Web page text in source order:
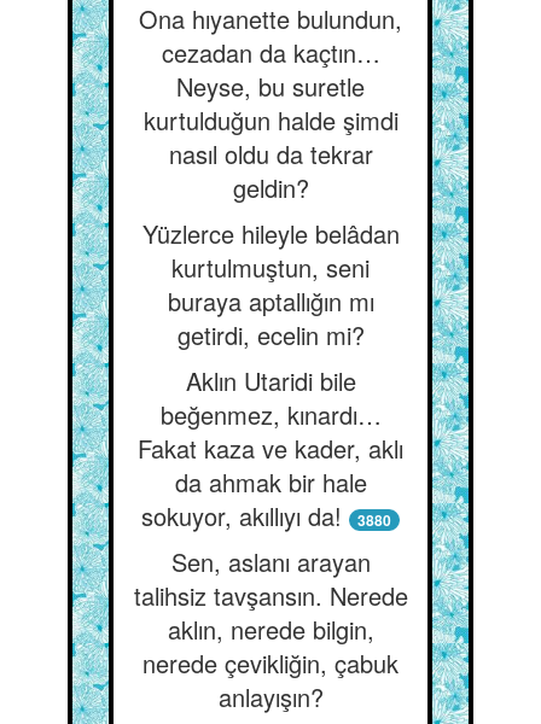
Ona hıyanette bulundun,
cezadan da kaçtın…
Neyse, bu suretle
kurtulduğun halde şimdi
nasıl oldu da tekrar
geldin?
Yüzlerce hileyle belâdan
kurtulmuştun, seni
buraya aptallığın mı
getirdi, ecelin mi?
Aklın Utaridi bile
beğenmez, kınardı…
Fakat kaza ve kader, aklı
da ahmak bir hale
sokuyor, akıllıyı da!
3880
Sen, aslanı arayan
talihsiz tavşansın. Nerede
aklın, nerede bilgin,
nerede çevikliğin, çabuk
anlayışın?